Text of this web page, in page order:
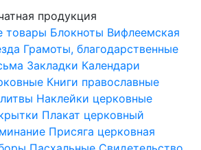
продукция
товары Блокноты Вифлеемская
Грамоты, благодарственные
Закладки Календари
Книги православные
Наклейки церковные
Плакат церковный
Присяга церковная